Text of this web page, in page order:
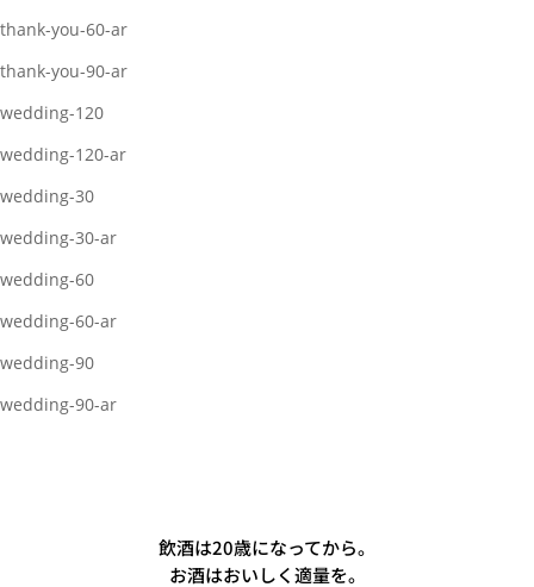
thank-you-60-ar
thank-you-90-ar
wedding-120
wedding-120-ar
wedding-30
wedding-30-ar
wedding-60
wedding-60-ar
wedding-90
wedding-90-ar
飲酒は20歳になってから。
お酒はおいしく適量を。